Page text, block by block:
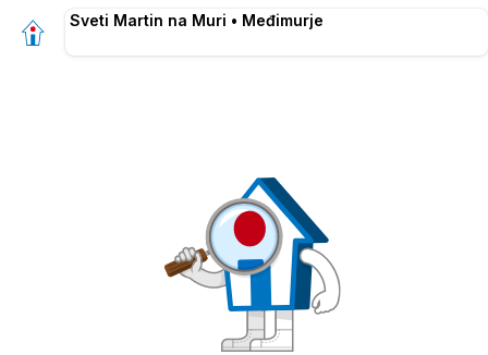
Sveti Martin na Muri • Međimurje